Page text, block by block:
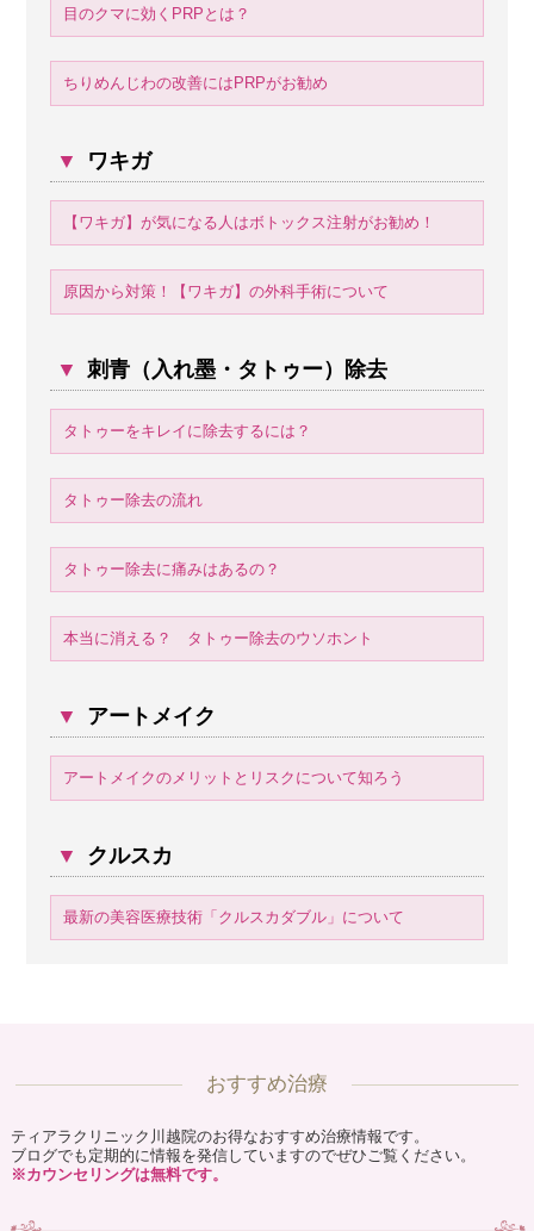
目のクマに効くPRPとは？
ちりめんじわの改善にはPRPがお勧め
▼ ワキガ
【ワキガ】が気になる人はボトックス注射がお勧め！
原因から対策！【ワキガ】の外科手術について
▼ 刺青（入れ墨・タトゥー）除去
タトゥーをキレイに除去するには？
タトゥー除去の流れ
タトゥー除去に痛みはあるの？
本当に消える？ タトゥー除去のウソホント
▼ アートメイク
アートメイクのメリットとリスクについて知ろう
▼ クルスカ
最新の美容医療技術「クルスカダブル」について
おすすめ治療
ティアラクリニック川越院のお得なおすすめ治療情報です。
ブログでも定期的に情報を発信していますのでぜひご覧ください。
※カウンセリングは無料です。